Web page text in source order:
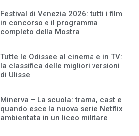
Festival di Venezia 2026: tutti i film
in concorso e il programma
completo della Mostra
Tutte le Odissee al cinema e in TV:
la classifica delle migliori versioni
di Ulisse
Minerva – La scuola: trama, cast e
quando esce la nuova serie Netflix
ambientata in un liceo militare